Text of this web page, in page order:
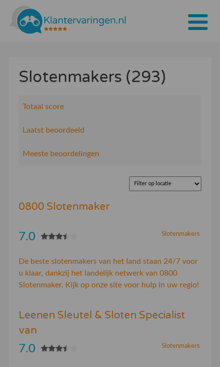
Tarieven
Inloggen
Slotenmakers (293)
Totaal score
Laatst beoordeeld
Meeste beoordelingen
0800 Slotenmaker
Slotenmakers
7.0
De beste slotenmakers van het land staan 24/7 voor
u klaar, dankzij het landelijk netwerk van 0800
Slotenmaker. Kijk op onze site voor hulp in uw regio!
Leenen Sleutel & Sloten Specialist
van
Slotenmakers
7.0